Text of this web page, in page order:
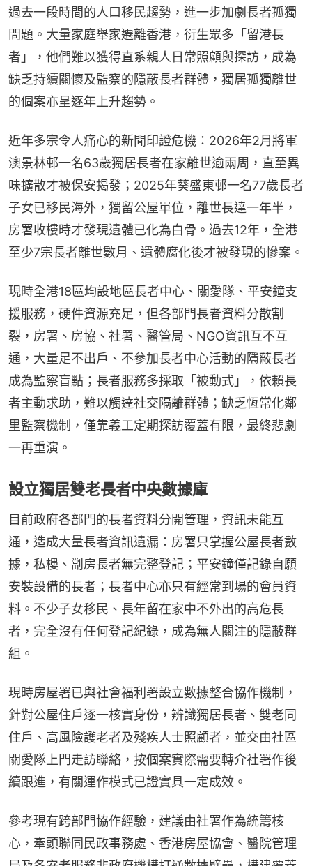
過去一段時間的人口移民趨勢，進一步加劇長者孤獨
問題。大量家庭舉家遷離香港，衍生眾多「留港長
者」，他們難以獲得直系親人日常照顧與探訪，成為
缺乏持續關懷及監察的隱蔽長者群體，獨居孤獨離世
的個案亦呈逐年上升趨勢。
近年多宗令人痛心的新聞印證危機：2026年2月將軍
澳景林邨一名63歲獨居長者在家離世逾兩周，直至異
味擴散才被保安揭發；2025年葵盛東邨一名77歲長者
子女已移民海外，獨留公屋單位，離世長達一年半，
房署收樓時才發現遺體已化為白骨。過去12年，全港
至少7宗長者離世數月、遺體腐化後才被發現的慘案。
現時全港18區均設地區長者中心、關愛隊、平安鐘支
援服務，硬件資源充足，但各部門長者資料分散割
裂，房署、房協、社署、醫管局、NGO資訊互不互
通，大量足不出戶、不參加長者中心活動的隱蔽長者
成為監察盲點；長者服務多採取「被動式」，依賴長
者主動求助，難以觸達社交隔離群體；缺乏恆常化鄰
里監察機制，僅靠義工定期探訪覆蓋有限，最終悲劇
一再重演。
設立獨居雙老長者中央數據庫
目前政府各部門的長者資料分開管理，資訊未能互
通，造成大量長者資訊遺漏：房署只掌握公屋長者數
據，私樓、劏房長者無完整登記；平安鐘僅記錄自願
安裝設備的長者；長者中心亦只有經常到場的會員資
料。不少子女移民、長年留在家中不外出的高危長
者，完全沒有任何登記紀錄，成為無人關注的隱蔽群
組。
現時房屋署已與社會福利署設立數據整合協作機制，
針對公屋住戶逐一核實身份，辨識獨居長者、雙老同
住戶、高風險護老者及殘疾人士照顧者，並交由社區
關愛隊上門走訪聯絡，按個案實際需要轉介社署作後
續跟進，有關運作模式已證實具一定成效。
參考現有跨部門協作經驗，建議由社署作為統籌核
心，牽頭聯同民政事務處、香港房屋協會、醫院管理